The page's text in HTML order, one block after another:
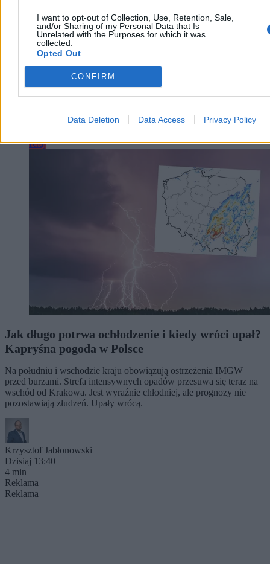
I want to opt-out of Collection, Use, Retention, Sale,
and/or Sharing of my Personal Data that Is
Unrelated with the Purposes for which it was
collected.
Opted Out
CONFIRM
Data Deletion Data Access Privacy Policy
Zakupy w internecie miały być proste: znaleźć produkt, porównać
cenę, dodać do koszyka i zapłacić. W praktyce coraz częściej
przypominają system małych decyzji, w którym końcowa kwota
zależy nie tylko od ceny widocznej na karcie produktu.
Kraj
Jak długo potrwa ochłodzenie i kiedy wróci upał?
Kapryśna pogoda w Polsce
Na południu i wschodzie kraju obowiązują ostrzeżenia IMGW
przed burzami. Strefa intensywnych opadów przesuwa się teraz na
wschód od Krakowa. Jest wyraźnie chłodniej, ale prognozy nie
pozostawiają złudzeń. Upały wrócą.
Krzysztof Jabłonowski
Dzisiaj 13:40
4 min
Reklama
Reklama